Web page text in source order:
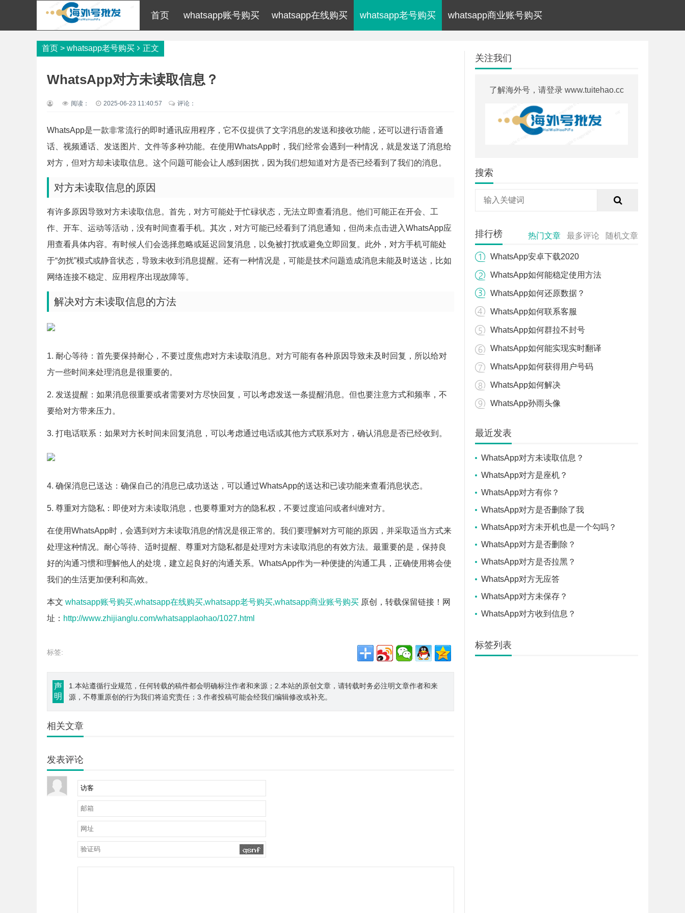
首页 whatsapp账号购买 whatsapp在线购买 whatsapp老号购买 whatsapp商业账号购买
首页 > whatsapp老号购买 正文
WhatsApp对方未读取信息？
阅读： 2025-06-23 11:40:57 评论：
WhatsApp是一款非常流行的即时通讯应用程序，它不仅提供了文字消息的发送和接收功能，还可以进行语音通
话、视频通话、发送图片、文件等多种功能。在使用WhatsApp时，我们经常会遇到一种情况，就是发送了消息给
对方，但对方却未读取信息。这个问题可能会让人感到困扰，因为我们想知道对方是否已经看到了我们的消息。
对方未读取信息的原因
有许多原因导致对方未读取信息。首先，对方可能处于忙碌状态，无法立即查看消息。他们可能正在开会、工
作、开车、运动等活动，没有时间查看手机。其次，对方可能已经看到了消息通知，但尚未点击进入WhatsApp应
用查看具体内容。有时候人们会选择忽略或延迟回复消息，以免被打扰或避免立即回复。此外，对方手机可能处
于“勿扰”模式或静音状态，导致未收到消息提醒。还有一种情况是，可能是技术问题造成消息未能及时送达，比如
网络连接不稳定、应用程序出现故障等。
解决对方未读取信息的方法
1. 耐心等待：首先要保持耐心，不要过度焦虑对方未读取消息。对方可能有各种原因导致未及时回复，所以给对
方一些时间来处理消息是很重要的。
2. 发送提醒：如果消息很重要或者需要对方尽快回复，可以考虑发送一条提醒消息。但也要注意方式和频率，不
要给对方带来压力。
3. 打电话联系：如果对方长时间未回复消息，可以考虑通过电话或其他方式联系对方，确认消息是否已经收到。
4. 确保消息已送达：确保自己的消息已成功送达，可以通过WhatsApp的送达和已读功能来查看消息状态。
5. 尊重对方隐私：即使对方未读取消息，也要尊重对方的隐私权，不要过度追问或者纠缠对方。
在使用WhatsApp时，会遇到对方未读取消息的情况是很正常的。我们要理解对方可能的原因，并采取适当方式来
处理这种情况。耐心等待、适时提醒、尊重对方隐私都是处理对方未读取消息的有效方法。最重要的是，保持良
好的沟通习惯和理解他人的处境，建立起良好的沟通关系。WhatsApp作为一种便捷的沟通工具，正确使用将会使
我们的生活更加便利和高效。
本文 whatsapp账号购买,whatsapp在线购买,whatsapp老号购买,whatsapp商业账号购买 原创，转载保留链接！网
址： http://www.zhijianglu.com/whatsapplaohao/1027.html
标签:
声
明
1.本站遵循行业规范，任何转载的稿件都会明确标注作者和来源；2.本站的原创文章，请转载时务必注明文章作者和来
源，不尊重原创的行为我们将追究责任；3.作者投稿可能会经我们编辑修改或补充。
相关文章
发表评论
关注我们
了解海外号，请登录 www.tuitehao.cc
搜索
排行榜 热门文章 最多评论 随机文章
WhatsApp安卓下载2020
WhatsApp如何能稳定使用方法
WhatsApp如何还原数据？
WhatsApp如何联系客服
WhatsApp如何群拉不封号
WhatsApp如何能实现实时翻译
WhatsApp如何获得用户号码
WhatsApp如何解决
WhatsApp孙雨头像
最近发表
WhatsApp对方未读取信息？
WhatsApp对方是座机？
WhatsApp对方有你？
WhatsApp对方是否删除了我
WhatsApp对方未开机也是一个勾吗？
WhatsApp对方是否删除？
WhatsApp对方是否拉黑？
WhatsApp对方无应答
WhatsApp对方未保存？
WhatsApp对方收到信息？
标签列表